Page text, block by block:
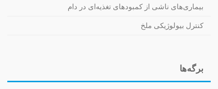
بیماری‌های ناشی از کمبودهای تغذیه‌ای در دام
کنترل بیولوژیکی ملخ
برگه‌ها